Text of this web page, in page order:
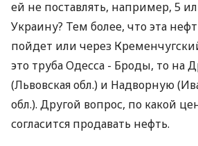
ей не поставлять, например, 5
Украину? Тем более, что эта
пойдет или через
это труба Одесса - Броды, то на
(Львовская обл.) и Надворную
обл.). Другой вопрос, по какой
согласится продавать нефть.